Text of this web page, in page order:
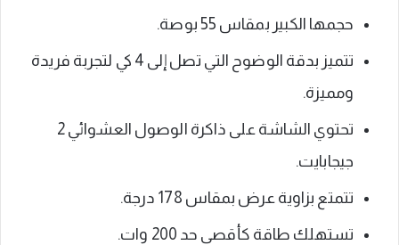
حجمها الكبير بمقاس 55 بوصة.
تتميز بدقة الوضوح التي تصل إلى 4 كي لتجربة فريدة
ومميزة.
تحتوي الشاشة على ذاكرة الوصول العشوائي 2
جيجابايت.
تتمتع بزاوية عرض بمقاس 178 درجة.
تستهلك طاقة كأقصى حد 200 وات.